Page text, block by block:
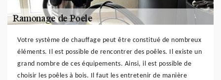
Votre système de chauffage peut être constitué de nombreux
éléments. Il est possible de rencontrer des poêles. Il existe un
grand nombre de ces équipements. Ainsi, il est possible de
choisir les poêles à bois. Il faut les entretenir de manière